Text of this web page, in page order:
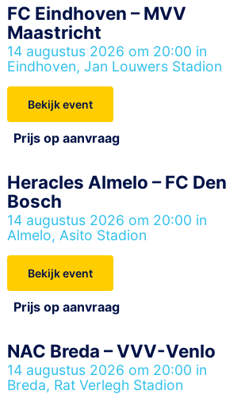
FC Eindhoven – MVV
Maastricht
14 augustus 2026 om 20:00 in
Eindhoven, Jan Louwers Stadion
Bekijk event
Prijs op aanvraag
Heracles Almelo – FC Den
Bosch
14 augustus 2026 om 20:00 in
Almelo, Asito Stadion
Bekijk event
Prijs op aanvraag
NAC Breda – VVV-Venlo
14 augustus 2026 om 20:00 in
Breda, Rat Verlegh Stadion